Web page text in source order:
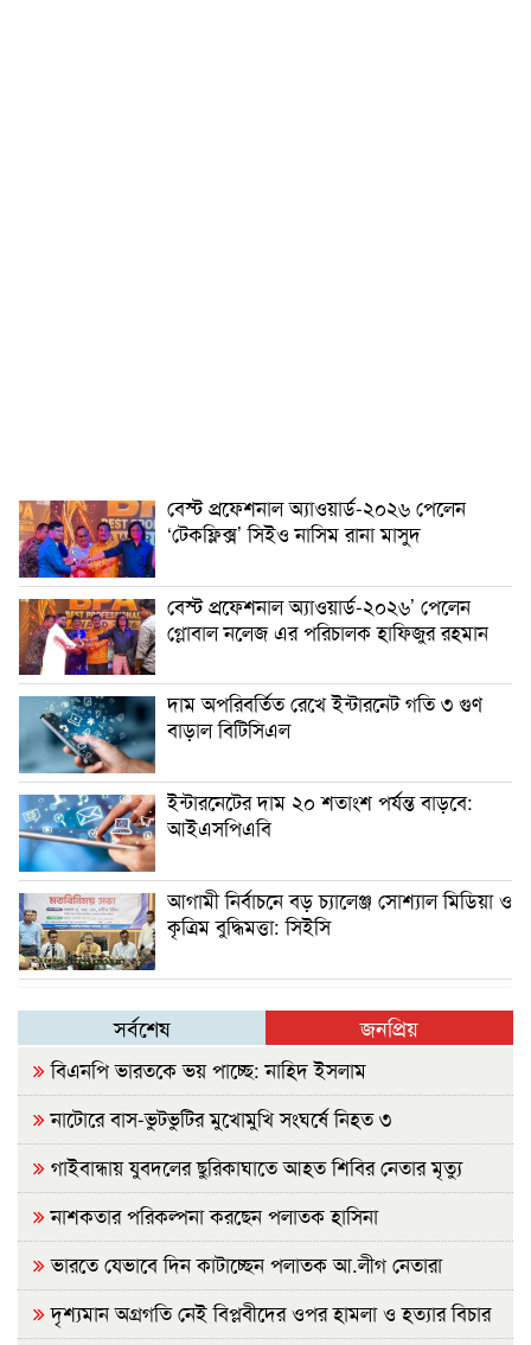
বেস্ট প্রফেশনাল অ্যাওয়ার্ড-২০২৬ পেলেন
‘টেকফ্লিক্স’ সিইও নাসিম রানা মাসুদ
বেস্ট প্রফেশনাল অ্যাওয়ার্ড-২০২৬’ পেলেন
গ্লোবাল নলেজ এর পরিচালক হাফিজুর রহমান
দাম অপরিবর্তিত রেখে ইন্টারনেট গতি ৩ গুণ
বাড়াল বিটিসিএল
ইন্টারনেটের দাম ২০ শতাংশ পর্যন্ত বাড়বে:
আইএসপিএবি
আগামী নির্বাচনে বড় চ্যালেঞ্জ সোশ্যাল মিডিয়া ও
কৃত্রিম বুদ্ধিমত্তা: সিইসি
সর্বশেষ জনপ্রিয়
বিএনপি ভারতকে ভয় পাচ্ছে: নাহিদ ইসলাম
নাটোরে বাস-ভুটভুটির মুখোমুখি সংঘর্ষে নিহত ৩
গাইবান্ধায় যুবদলের ছুরিকাঘাতে আহত শিবির নেতার মৃত্যু
নাশকতার পরিকল্পনা করছেন পলাতক হাসিনা
ভারতে যেভাবে দিন কাটাচ্ছেন পলাতক আ.লীগ নেতারা
দৃশ্যমান অগ্রগতি নেই বিপ্লবীদের ওপর হামলা ও হত্যার বিচার